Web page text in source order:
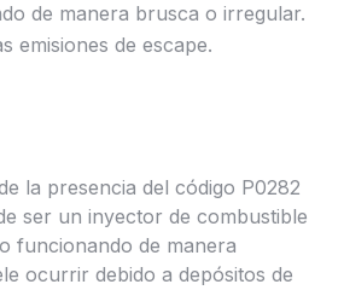
de manera brusca o irregular.
emisiones de escape.
la presencia del código P0282
ser un inyector de combustible
funcionando de manera
ocurrir debido a depósitos de